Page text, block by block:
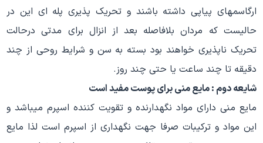
ارگاسمهای پیاپی داشته باشند و تحریک پذیری پله ای این در
حالیست که مردان بلافاصله بعد از انزال برای مدتی درحالت
تحریک ناپذیری خواهند بود بسته به سن و شرایط روحی از چند
دقیقه تا چند ساعت یا حتی چند روز.
شایعه دوم : مایع منی برای پوست مفید است
مایع منی دارای مواد نگهدارنده و تقویت کننده اسپرم میباشد و
این مواد و ترکیبات صرفا جهت نگهداری از اسپرم است لذا مایع